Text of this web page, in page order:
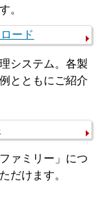
。
システム。各製
とともにご紹介
ァミリー」につ
だけます。